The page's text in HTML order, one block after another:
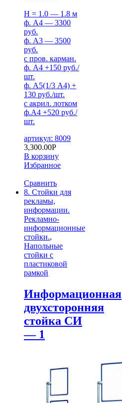
H = 1.0 — 1.8 м
ф. А4 — 3300
руб.
ф. А3 — 3500
руб.
с пров. карман.
ф. А4 +150 руб./
шт.
ф. А5(1/3 А4) +
130 руб./шт.
с акрил. лотком
ф.А4 +520 руб./
шт.
артикул: 8009
3,300.00Р
В корзину
Избранное
Сравнить
8. Стойки для
рекламы,
информации.
Рекламно-
информационные
стойки.,
Напольные
стойки с
пластиковой
рамкой
Информационная
двухсторонняя
стойка СИ
— 1